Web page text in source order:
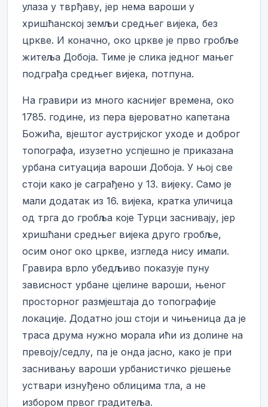
улаза у тврђаву, јер нема вароши у
хришћанској земљи средњег вијека, без
цркве. И коначно, око цркве је прво гробље
житеља Добоја. Тиме је слика једног мањег
подграђа средњег вијека, потпуна.
На гравири из много каснијег времена, око
1785. године, из пера вјероватно капетана
Божића, вјештог аустријског уходе и доброг
топографа, изузетно успјешно је приказана
урбана ситуација вароши Добоја. У њој све
стоји како је саграђено у 13. вијеку. Само је
мали додатак из 16. вијека, кратка уличица
од трга до гробља које Турци заснивају, јер
хришћани средњег вијека друго гробље,
осим оног око цркве, изгледа нису имали.
Гравира врло убедљиво показује пуну
зависност урбане цјелине вароши, њеног
просторног размјештаја до топографије
локације. Додатно још стоји и чињеница да је
траса друма нужно морала ићи из долине на
превоју/седлу, па је онда јасно, како је при
заснивању вароши урбанистичко рјешење
уствари изнуђено облицима тла, а не
избором првог градитеља.